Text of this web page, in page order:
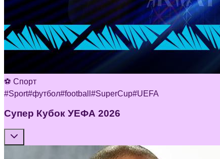
⚽ Спорт
#Sport#футбол#football #SuperCup#UEFA
Супер Кубок УЕФА 2026